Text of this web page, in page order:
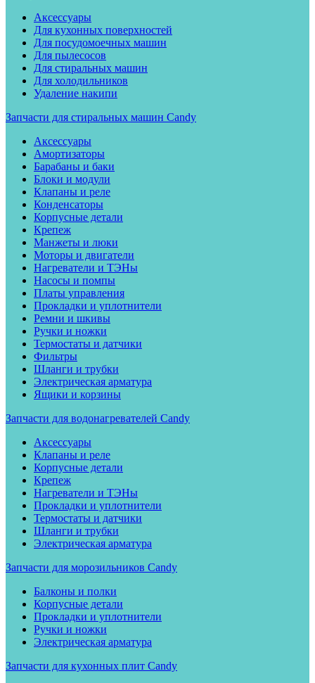
Аксессуары
Для кухонных поверхностей
Для посудомоечных машин
Для пылесосов
Для стиральных машин
Для холодильников
Удаление накипи
Запчасти для стиральных машин Candy
Аксессуары
Амортизаторы
Барабаны и баки
Блоки и модули
Клапаны и реле
Конденсаторы
Корпусные детали
Крепеж
Манжеты и люки
Моторы и двигатели
Нагреватели и ТЭНы
Насосы и помпы
Платы управления
Прокладки и уплотнители
Ремни и шкивы
Ручки и ножки
Термостаты и датчики
Фильтры
Шланги и трубки
Электрическая арматура
Ящики и корзины
Запчасти для водонагревателей Candy
Аксессуары
Клапаны и реле
Корпусные детали
Крепеж
Нагреватели и ТЭНы
Прокладки и уплотнители
Термостаты и датчики
Шланги и трубки
Электрическая арматура
Запчасти для морозильников Candy
Балконы и полки
Корпусные детали
Прокладки и уплотнители
Ручки и ножки
Электрическая арматура
Запчасти для кухонных плит Candy